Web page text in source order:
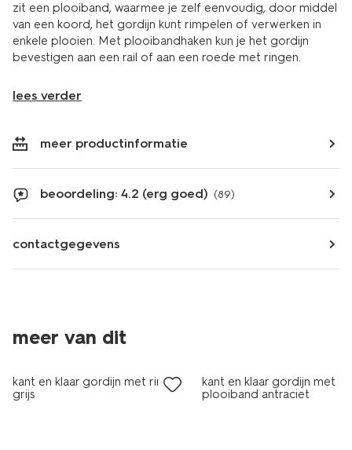
zit een plooiband, waarmee je zelf eenvoudig, door middel
van een koord, het gordijn kunt rimpelen of verwerken in
enkele plooien. Met plooibandhaken kun je het gordijn
bevestigen aan een rail of aan een roede met ringen.
lees verder
meer productinformatie
beoordeling: 4.2 (erg goed) (89)
contactgegevens
meer van dit
kant en klaar gordijn met ringen
grijs
kant en klaar gordijn met
plooiband antraciet